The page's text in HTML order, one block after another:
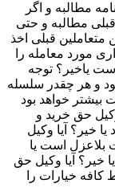
مطالبه و اگر
مطالبه و حتی
متعاملین قبلی اخذ
مورد معامله را
است یاخیر؟ توجه
و هر چقدر سلسله
بیشتر خواهد بود
حق خرید و
خیر؟ آیا وکیل
بلاعزل است یا
خیر؟ آیا وکیل حق
کافه خیارات را